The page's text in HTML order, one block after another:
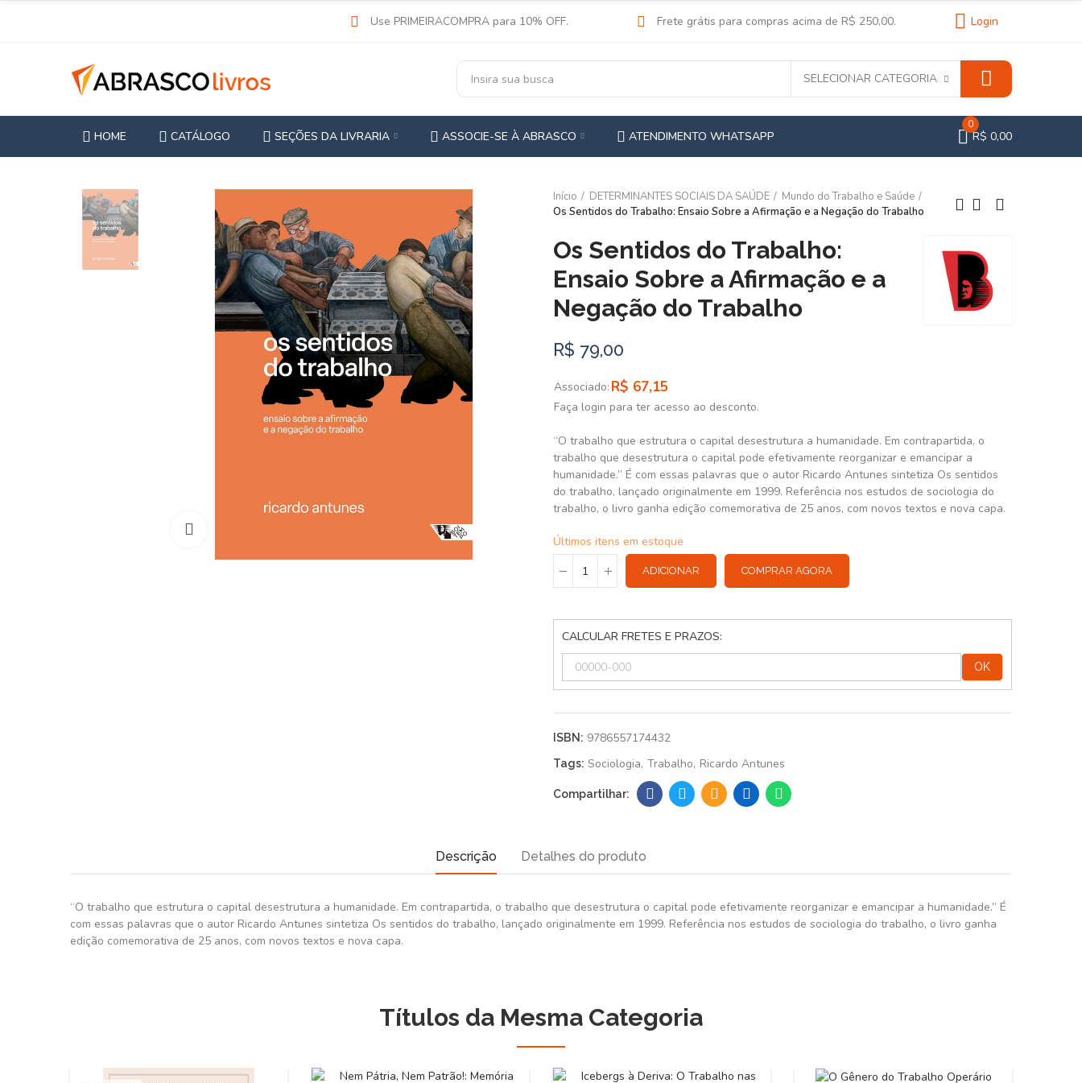
Use PRIMEIRACOMPRA para 10% OFF. Frete grátis para compras acima de R$ 250,00. Login
SELECIONAR CATEGORIA
HOME CATÁLOGO SEÇÕES DA LIVRARIA ASSOCIE-SE À ABRASCO ATENDIMENTO WHATSAPP
0
R$ 0,00
Início DETERMINANTES SOCIAIS DA SAÚDE
Mundo do Trabalho e Saúde
Os Sentidos do Trabalho: Ensaio Sobre a Afirmação e a Negação do Trabalho
Os Sentidos do Trabalho:
Ensaio Sobre a Afirmação e a
Negação do Trabalho
R$ 79,00
Associado: R$ 67,15
Faça login para ter acesso ao desconto.
“O trabalho que estrutura o capital desestrutura a humanidade. Em contrapartida, o
trabalho que desestrutura o capital pode efetivamente reorganizar e emancipar a
humanidade.” É com essas palavras que o autor Ricardo Antunes sintetiza Os sentidos
do trabalho, lançado originalmente em 1999. Referência nos estudos de sociologia do
trabalho, o livro ganha edição comemorativa de 25 anos, com novos textos e nova capa.
Últimos itens em estoque
ADICIONAR COMPRAR AGORA
CALCULAR FRETES E PRAZOS:
OK
ISBN: 9786557174432
Tags: Sociologia Trabalho Ricardo Antunes
Descrição Detalhes do produto
“O trabalho que estrutura o capital desestrutura a humanidade. Em contrapartida, o trabalho que desestrutura o capital pode efetivamente reorganizar e emancipar a humanidade.” É
com essas palavras que o autor Ricardo Antunes sintetiza Os sentidos do trabalho, lançado originalmente em 1999. Referência nos estudos de sociologia do trabalho, o livro ganha
edição comemorativa de 25 anos, com novos textos e nova capa.
Títulos da Mesma Categoria